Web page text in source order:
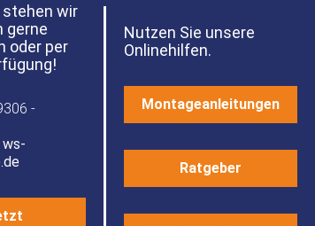
stehen wir
gerne
oder per
-
Nutzen Sie unsere
Onlinehilfen.
Montageanleitungen
Ratgeber